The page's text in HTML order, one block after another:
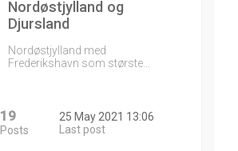
Nordøstjylland og
Djursland
Nordøstjylland med
Frederikshavn som største…
19
Posts
25 May 2021 13:06
Last post